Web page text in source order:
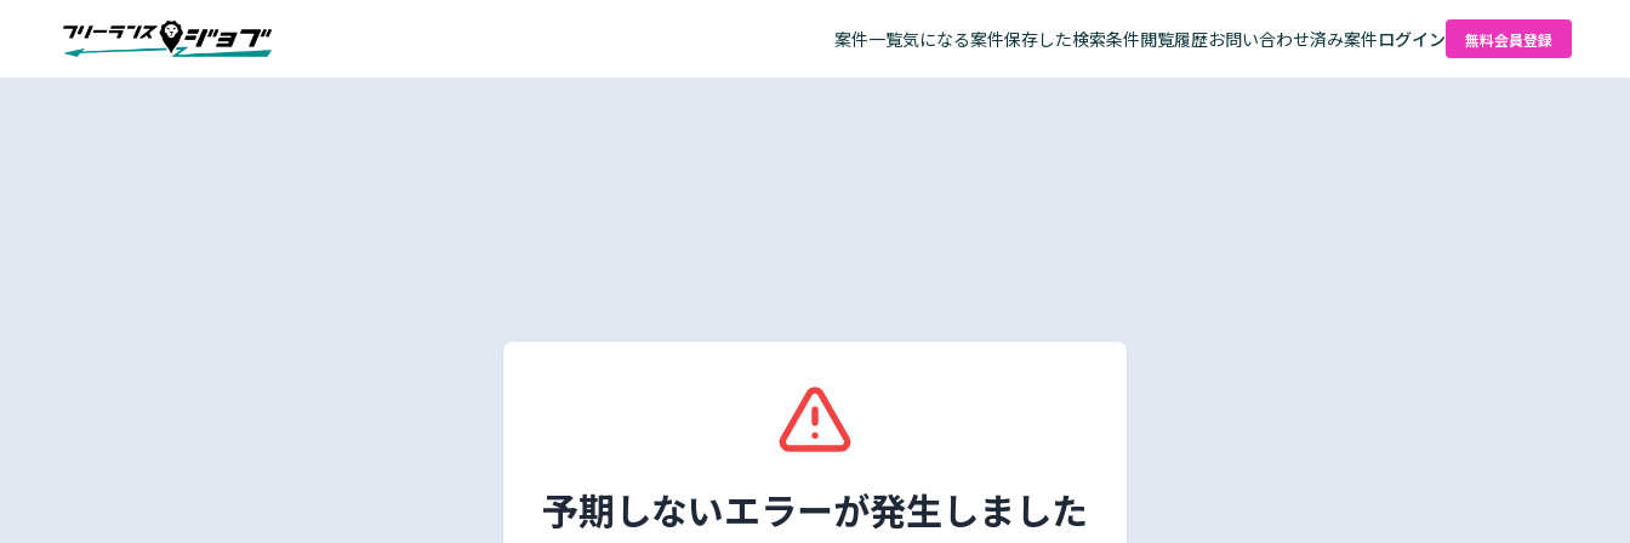
案件一覧気になる案件保存した検索条件閲覧履歴お問い合わせ済み案件ログイン 無料会員登録
予期しないエラーが発生しました